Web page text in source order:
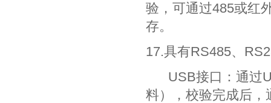
验，可通过485或红
存。
17.具有RS485、
USB接口：通过
料），校验完成后